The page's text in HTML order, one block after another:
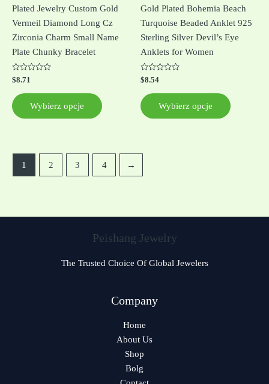
Plated Jewelry Custom Gold
Vermeil Diamond Long Cz
Zirconia Charm Small Name
Plate Chunky Bracelet
Oceniono
0
na
5
$8.71
Wybierz opcje
Gold Plated Bohemia Beach
Turquoise Beaded Anklet 925
Sterling Silver Devil’s Eye
Anklets for Women
Oceniono
0
na
5
$8.54
Wybierz opcje
1 2 3 4 →
Peishang Jewelry
The Trusted Choice Of Global Jewelers
Company
Home
About Us
Shop
Bolg